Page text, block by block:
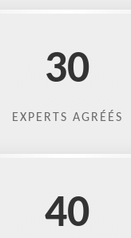
30
EXPERTS AGRÉÉS
40